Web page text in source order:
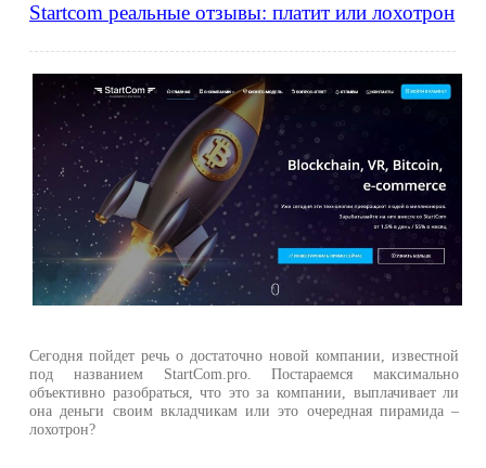
Startcom реальные отзывы: платит или лохотрон
Сегодня пойдет речь о достаточно новой компании, известной
под названием StartCom.pro. Постараемся максимально
объективно разобраться, что это за компании, выплачивает ли
она деньги своим вкладчикам или это очередная пирамида –
лохотрон?